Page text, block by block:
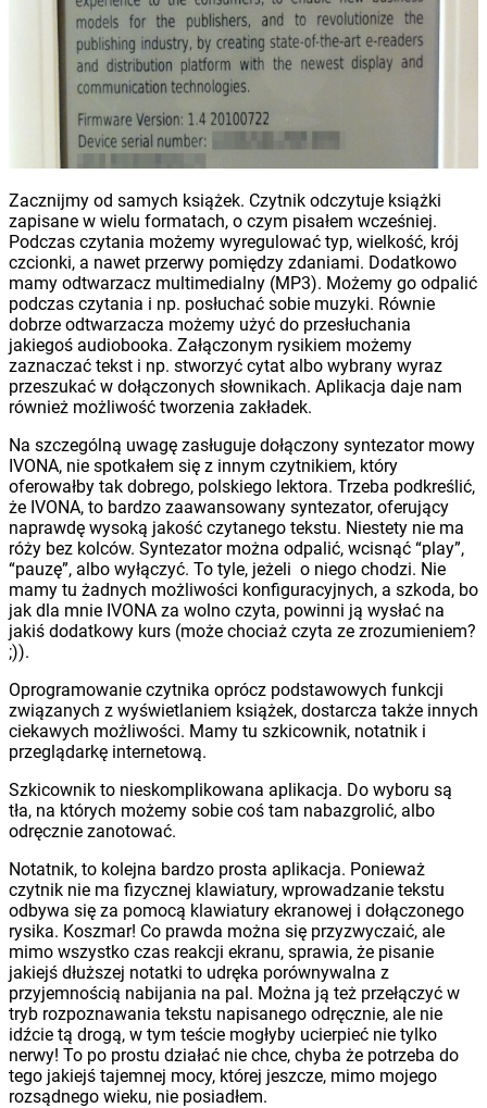
Zacznijmy od samych książek. Czytnik odczytuje książki
zapisane w wielu formatach, o czym pisałem wcześniej.
Podczas czytania możemy wyregulować typ, wielkość, krój
czcionki, a nawet przerwy pomiędzy zdaniami. Dodatkowo
mamy odtwarzacz multimedialny (MP3). Możemy go odpalić
podczas czytania i np. posłuchać sobie muzyki. Równie
dobrze odtwarzacza możemy użyć do przesłuchania
jakiegoś audiobooka. Załączonym rysikiem możemy
zaznaczać tekst i np. stworzyć cytat albo wybrany wyraz
przeszukać w dołączonych słownikach. Aplikacja daje nam
również możliwość tworzenia zakładek.
Na szczególną uwagę zasługuje dołączony syntezator mowy
IVONA, nie spotkałem się z innym czytnikiem, który
oferowałby tak dobrego, polskiego lektora. Trzeba podkreślić,
że IVONA, to bardzo zaawansowany syntezator, oferujący
naprawdę wysoką jakość czytanego tekstu. Niestety nie ma
róży bez kolców. Syntezator można odpalić, wcisnąć “play”,
“pauzę”, albo wyłączyć. To tyle, jeżeli o niego chodzi. Nie
mamy tu żadnych możliwości konfiguracyjnych, a szkoda, bo
jak dla mnie IVONA za wolno czyta, powinni ją wysłać na
jakiś dodatkowy kurs (może chociaż czyta ze zrozumieniem?
;)).
Oprogramowanie czytnika oprócz podstawowych funkcji
związanych z wyświetlaniem książek, dostarcza także innych
ciekawych możliwości. Mamy tu szkicownik, notatnik i
przeglądarkę internetową.
Szkicownik to nieskomplikowana aplikacja. Do wyboru są
tła, na których możemy sobie coś tam nabazgrolić, albo
odręcznie zanotować.
Notatnik, to kolejna bardzo prosta aplikacja. Ponieważ
czytnik nie ma fizycznej klawiatury, wprowadzanie tekstu
odbywa się za pomocą klawiatury ekranowej i dołączonego
rysika. Koszmar! Co prawda można się przyzwyczaić, ale
mimo wszystko czas reakcji ekranu, sprawia, że pisanie
jakiejś dłuższej notatki to udręka porównywalna z
przyjemnością nabijania na pal. Można ją też przełączyć w
tryb rozpoznawania tekstu napisanego odręcznie, ale nie
idźcie tą drogą, w tym teście mogłyby ucierpieć nie tylko
nerwy! To po prostu działać nie chce, chyba że potrzeba do
tego jakiejś tajemnej mocy, której jeszcze, mimo mojego
rozsądnego wieku, nie posiadłem.